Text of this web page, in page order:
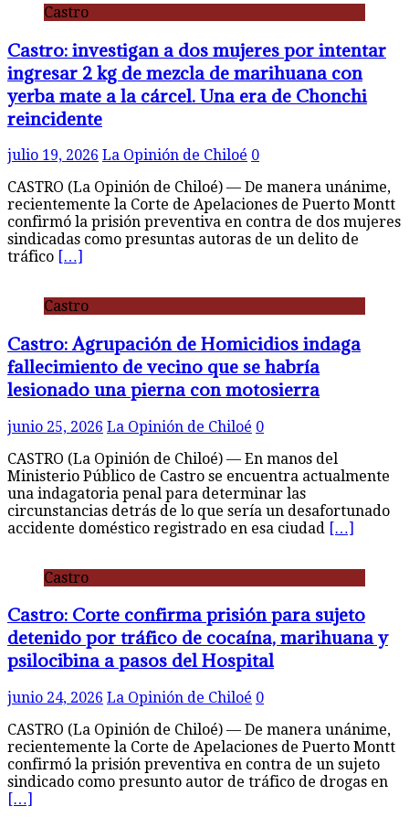
Castro
Castro: investigan a dos mujeres por intentar
ingresar 2 kg de mezcla de marihuana con
yerba mate a la cárcel. Una era de Chonchi
reincidente
julio 19, 2026 La Opinión de Chiloé 0
CASTRO (La Opinión de Chiloé) — De manera unánime,
recientemente la Corte de Apelaciones de Puerto Montt
confirmó la prisión preventiva en contra de dos mujeres
sindicadas como presuntas autoras de un delito de
tráfico […]
Castro
Castro: Agrupación de Homicidios indaga
fallecimiento de vecino que se habría
lesionado una pierna con motosierra
junio 25, 2026 La Opinión de Chiloé 0
CASTRO (La Opinión de Chiloé) — En manos del
Ministerio Público de Castro se encuentra actualmente
una indagatoria penal para determinar las
circunstancias detrás de lo que sería un desafortunado
accidente doméstico registrado en esa ciudad […]
Castro
Castro: Corte confirma prisión para sujeto
detenido por tráfico de cocaína, marihuana y
psilocibina a pasos del Hospital
junio 24, 2026 La Opinión de Chiloé 0
CASTRO (La Opinión de Chiloé) — De manera unánime,
recientemente la Corte de Apelaciones de Puerto Montt
confirmó la prisión preventiva en contra de un sujeto
sindicado como presunto autor de tráfico de drogas en
[…]